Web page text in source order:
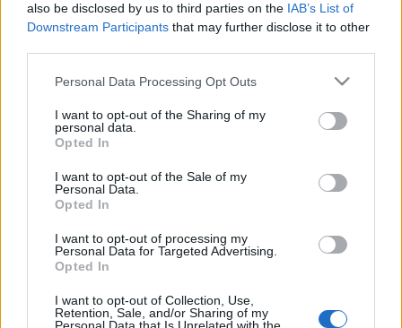
also be disclosed by us to third parties on the IAB’s List of
Downstream Participants that may further disclose it to other
Please note that this website/app uses one or more Google
not limited to your visit or usage behaviour. You may click to
grant or deny consent to Google and its third-party tags to
use your data for below specified purposes in below Google
consent section.
Personal Data Processing Opt Outs
I want to opt-out of the Sharing of my
personal data.
Opted In
I want to opt-out of the Sale of my
Personal Data.
Opted In
I want to opt-out of processing my
Personal Data for Targeted Advertising.
Opted In
I want to opt-out of Collection, Use,
Retention, Sale, and/or Sharing of my
Alan Wake író. Nem is olyan régen egész sikeres
regényeket készített, de az utóbbi időben ...
HTML5 and JavaScript Game
Development
Kapitány2•2014. augusztus 14.
Competition in just 13 kB
Theme for 2014 is The Elements: Earth, Water, Air
and Fire.
Nemrégiben találtam egy versenykiírást, amelyre
max. 13 kB ...